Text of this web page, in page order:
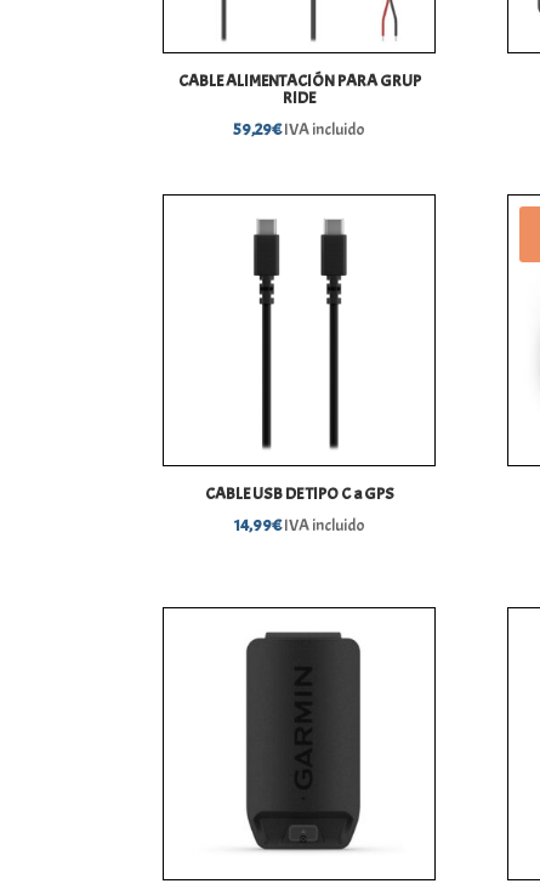
CABLE ALIMENTACIÓN PARA GRUP
RIDE
59,29€IVA incluido
CABLE USB DE TIPO C a GPS
14,99€IVA incluido